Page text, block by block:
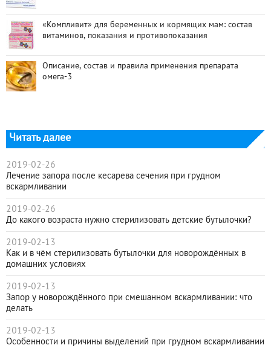
«Компливит» для беременных и кормящих мам: состав
витаминов, показания и противопоказания
Описание, состав и правила применения препарата
омега-3
Читать далее
2019-02-26
Лечение запора после кесарева сечения при грудном
вскармливании
2019-02-26
До какого возраста нужно стерилизовать детские бутылочки?
2019-02-13
Как и в чём стерилизовать бутылочки для новорождённых в
домашних условиях
2019-02-13
Запор у новорождённого при смешанном вскармливании: что
делать
2019-02-13
Особенности и причины выделений при грудном вскармливании